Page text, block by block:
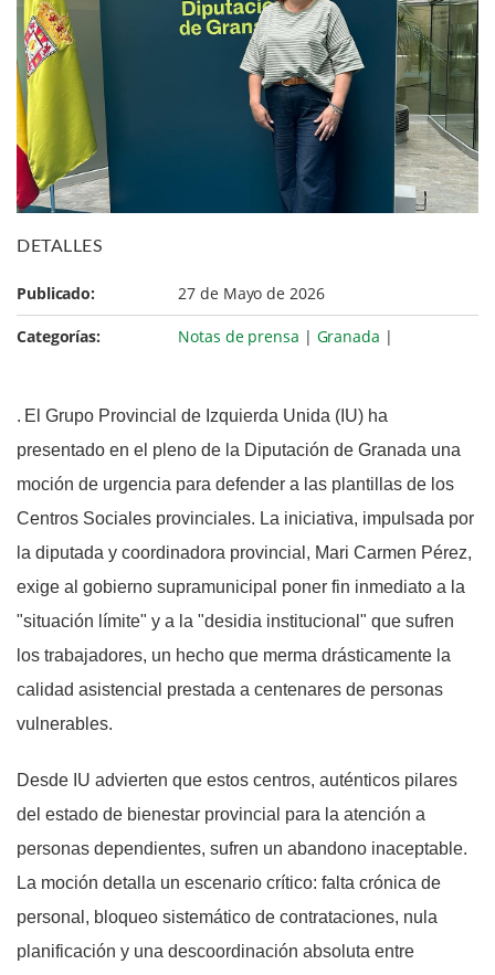
DETALLES
Publicado: 27 de Mayo de 2026
Categorías: Notas de prensa | Granada |
. El Grupo Provincial de Izquierda Unida (IU) ha
presentado en el pleno de la Diputación de Granada una
moción de urgencia para defender a las plantillas de los
Centros Sociales provinciales. La iniciativa, impulsada por
la diputada y coordinadora provincial, Mari Carmen Pérez,
exige al gobierno supramunicipal poner fin inmediato a la
"situación límite" y a la "desidia institucional" que sufren
los trabajadores, un hecho que merma drásticamente la
calidad asistencial prestada a centenares de personas
vulnerables.
Desde IU advierten que estos centros, auténticos pilares
del estado de bienestar provincial para la atención a
personas dependientes, sufren un abandono inaceptable.
La moción detalla un escenario crítico: falta crónica de
personal, bloqueo sistemático de contrataciones, nula
planificación y una descoordinación absoluta entre